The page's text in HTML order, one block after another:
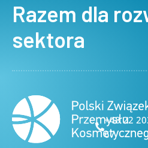
Razem dla
sektora
+48 22
67